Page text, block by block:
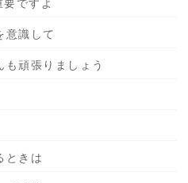
ですよ
識して
頑張りましょう
ときは